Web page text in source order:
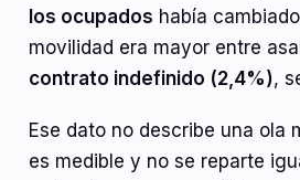
los ocupados había
movilidad era mayor entre
contrato indefinido (2,4%),
Ese dato no describe una ola
es medible y no se reparte